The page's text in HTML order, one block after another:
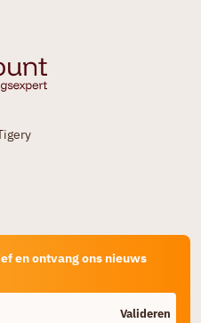
en ontvang ons nieuws
Valideren